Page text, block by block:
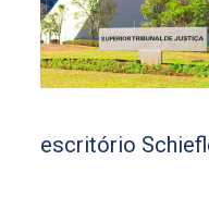
escritório